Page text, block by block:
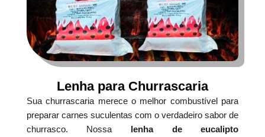
Lenha para Churrascaria
Sua churrascaria merece o melhor combustível para
preparar carnes suculentas com o verdadeiro sabor de
churrasco. Nossa lenha de eucalipto